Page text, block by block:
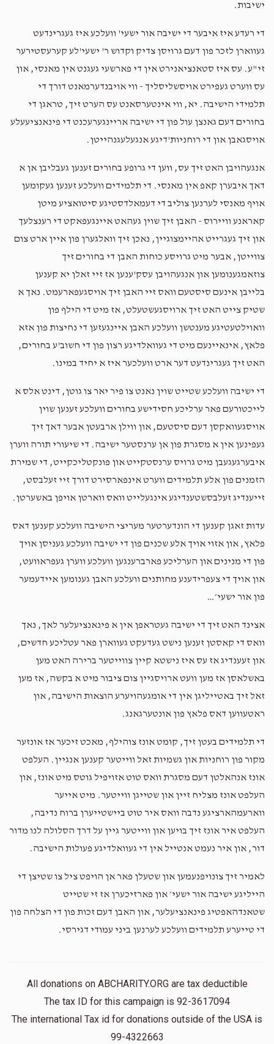
ישיבות.
די רעדע איז איבער די ישיבה אור ישעי' וועלכע איז געגרינדעט
געווארן לזכר פון דעם גרויסן צדיק וקדוש ר' ישעי'לע קערעסטירער
זי"ע. עס איז סטאנציאנירט אין די פארשעי געגנט אין מאנסי, און
עס ווערט געפירט אויסשליסליך - ווי אויבנדערמאנט דורך די
תלמידי הישיבה. יא, ווי אינטערסאנט עס הערט זיך, טראגן די
בחורים דעם גאנצן עול פון די ישיבה אריינגערעכנט די פינאנציעעלע
אויסגאבן און די רוחניות'דיגע אנגעלעגנהייטן.
אנגעהויבן האט זיך עס, ווען די גרופע בחורים זענען געבליבן אן א
דאך איבערן קאפ אין מאנסי. די תלמידים וועלכע זענען געקומען
אויף מאנסי לערנען צוליב די דעמאלדסטיגע סיטואציע מיטן
קאראנע וויירוס - האבן זיך שוין געהאט איינגעפאקט די רענצלעך
און זיך געגרייט אהיימצוגיין, נאכן זיך וואלגערן פון איין ארט צום
צווייטן, אבער מיט גרויסע כוחות האבן די בחורים זיך
צוזאמגענומען און אנגעהויבן עסק'ענען אז זיי זאלן יא קענען
בלייבן אינעם סיסטעם וואס זיי האבן זיך אויסגעפארעמט. נאך א
שטיק צייט האט זיך ארויסגעשטעלט, אז מיט די הילף פון
וואוילטעטיגע מענטשן וועלכע האבן איינגעזען די נחיצות פון אזא
פלאץ, אינאיינעם מיט די געוואלדיגע רצון פון די חשוב'ע בחורים,
האט זיך געגרינדעט דער ארט וועלכער איז א יחיד במינו.
די ישיבה וועלכע שטייט שוין נאנט צו פיר יאר צו גוטן, דינט אלס א
לייכטורעם פאר ערליכע חסידישע בחורים וועלכע זענען שוין
אויסגעוואקסן דעם סיסטעם, און ווילן ארבעטן אבער דאך זיך
געפינען אין א מסגרת פון אן ערנסטער ישיבה. די שיעורי תורה ווערן
איבערגעגעבן מיט גרויס ערנסטקייט און פונקטליכקייט, די שמירת
הזמנים פון אלע תלמידים ווערט אינפארסירט דורך זיי זעלבסט,
זייענדיג זעלבסשטענדיגע אינגעלייט וואס ווארטן אויפן באשערטן.
עדות זאגן קענען די הונדערטער מעריצי הישיבה וועלכע קענען דאס
פלאץ, און אזוי אויך אלע שכנים פון די ישיבה וועלכע געניסן אויך
פון די מנינים און הערליכע פארברענגען וועלכע ווערן געפראוועט,
און אויך די צעפרידענע מחותנים וועלכע האבן גענומען איידעמער
פון אור ישעי׳…
אצינד האט זיך די ישיבה געטראפן אין א פינאנציעלער לאך, נאך
וואס די קאסטן זענען נישט געדעקט געווארן פאר עטליכע חדשים,
און זעענדיג אז עס איז נישטא קיין צווייטער ברירה האט מען
באשלאסן אז מען וועט ארויסגיין צום ציבור מיט א בקשה, אז מען
זאל זיך באטייליגן אין די אומגעהויערע הוצאות הישיבה, און
ראטעווען דאס פלאץ פון אונטערגאנג.
די תלמידים בעטן זיך, קומט אונז צוהילף, מאכט זיכער אז אונזער
מקור פון רוחניות און גשמיות זאל ווייטער קענען אנגיין. העלפט
אונז אנהאלטן דעם מסגרת וואס טוט אזויפיל גוטס מיט אונז, און
העלפט אונז מצליח זיין און שטייגן ווייטער. מיט אייער
ווארעמהארציגע נדבה וואס איר טוט ביישטייערן ברוח נדיבה,
העלפט איר אונז זיך בויען און ווייטער גיין על דרך הסלולה לנו מדור
דור, און איר נעמט אנטייל אין די געוואלדיגע פעולות הישיבה.
לאמיר זיך צונויפנעמען און שטעלן פאר אן הויפט ציל צו שטיצן די
הייליגע ישיבה אור ישעי׳ און פארזיכערן אז זי שטייט
שטאנדהאפטיג פינאנציעלער, און האבן דעם זכות פון די הצלחה פון
די טייערע תלמידים וועלכע לערנען ביני עמודי דגירסי.
All donations on ABCHARITY.ORG are tax deductible
The tax ID for this campaign is 92-3617094
The international Tax id for donations outside of the USA is
99-4322663